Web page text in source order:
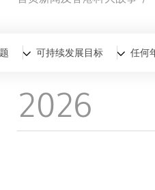
面
包
屑
全部新闻香港科大故事
可持续发展目标 任何
2026